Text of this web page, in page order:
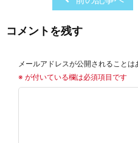
コメントを残す
メールアドレスが公開されることは
※ が付いている欄は必須項目です